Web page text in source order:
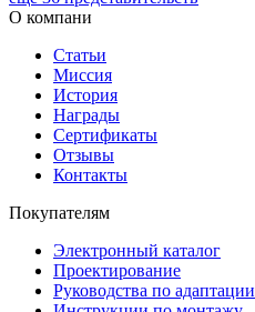
О компани
Статьи
Миссия
История
Награды
Сертификаты
Отзывы
Контакты
Покупателям
Электронный каталог
Проектирование
Руководства по адаптации